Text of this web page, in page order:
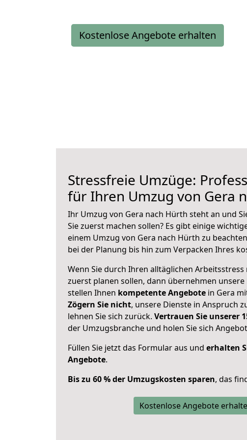
Kostenlose Angebote erhalten
Stressfreie Umzüge:
für Ihren Umzug von Gera
Ihr Umzug von Gera nach Hürth steht an und
Sie zuerst machen sollen? Es gibt einige
einem Umzug von Gera nach Hürth zu
bei der Planung bis hin zum Verpacken Ihres
Wenn Sie durch Ihren alltäglichen Arbeitsstress
zuerst planen sollen, dann übernehmen
stellen Ihnen kompetente Angebote in Gera
Zögern Sie nicht, unsere Dienste in Anspruch
lehnen Sie sich zurück. Vertrauen Sie unserer
der Umzugsbranche und holen Sie sich
Füllen Sie jetzt das Formular aus und erhalten
Angebote.
Bis zu 60 % der Umzugskosten sparen, das
Kostenlose Angebote